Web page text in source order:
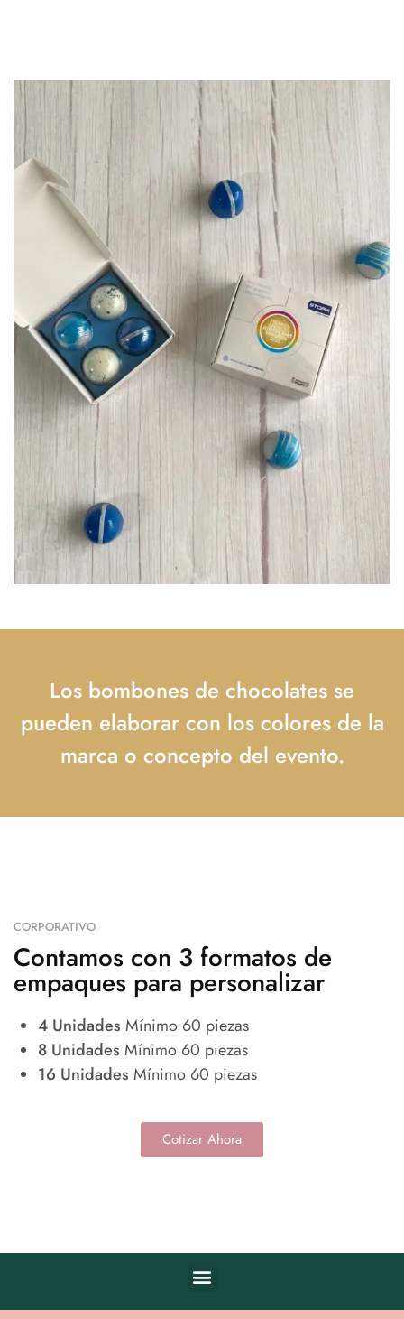
Los bombones de chocolates se
pueden elaborar con los colores de la
marca o concepto del evento.
CORPORATIVO
Contamos con 3 formatos de
empaques para personalizar
4 Unidades Mínimo 60 piezas
8 Unidades Mínimo 60 piezas
16 Unidades Mínimo 60 piezas
Cotizar Ahora